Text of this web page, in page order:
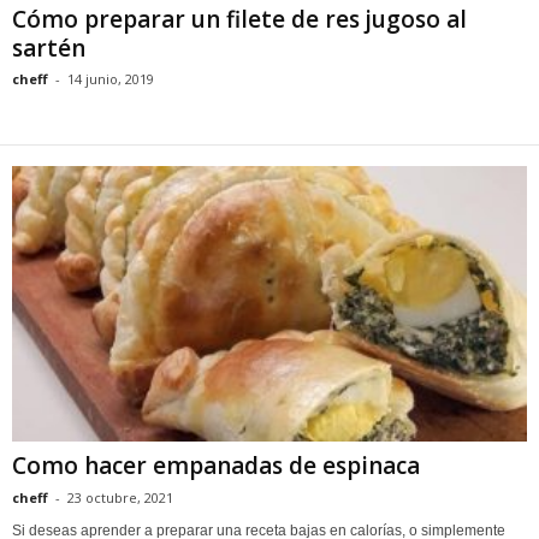
Cómo preparar un filete de res jugoso al
sartén
cheff - 14 junio, 2019
Como hacer empanadas de espinaca
cheff - 23 octubre, 2021
Si deseas aprender a preparar una receta bajas en calorías, o simplemente